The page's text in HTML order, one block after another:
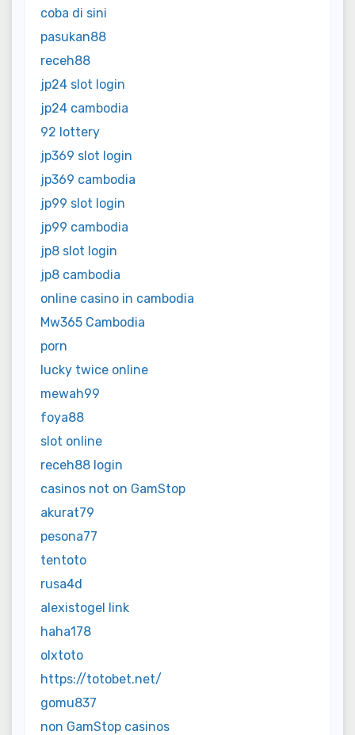
coba di sini
pasukan88
receh88
jp24 slot login
jp24 cambodia
92 lottery
jp369 slot login
jp369 cambodia
jp99 slot login
jp99 cambodia
jp8 slot login
jp8 cambodia
online casino in cambodia
Mw365 Cambodia
porn
lucky twice online
mewah99
foya88
slot online
receh88 login
casinos not on GamStop
akurat79
pesona77
tentoto
rusa4d
alexistogel link
haha178
olxtoto
https://totobet.net/
gomu837
non GamStop casinos